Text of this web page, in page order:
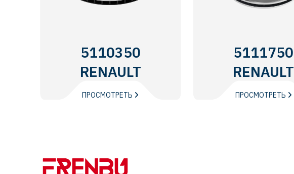
5110350
RENAULT
TRUCKS
ПРОСМОТРЕТЬ
5111750
RENAULT
TRUCKS
ПРОСМОТРЕТЬ